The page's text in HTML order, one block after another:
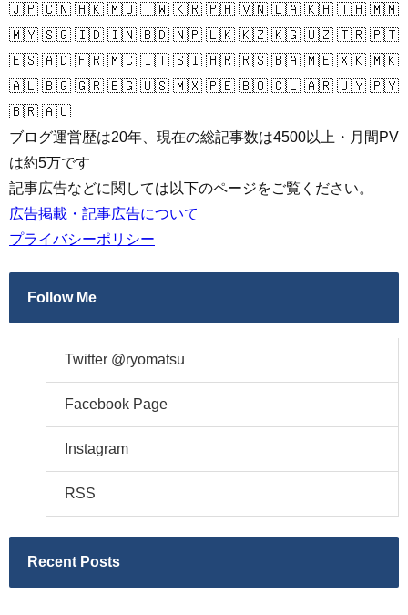
🇯🇵 🇨🇳 🇭🇰 🇲🇴 🇹🇼 🇰🇷 🇵🇭 🇻🇳 🇱🇦 🇰🇭 🇹🇭 🇲🇲
🇲🇾 🇸🇬 🇮🇩 🇮🇳 🇧🇩 🇳🇵 🇱🇰 🇰🇿 🇰🇬 🇺🇿 🇹🇷 🇵🇹
🇪🇸 🇦🇩 🇫🇷 🇲🇨 🇮🇹 🇸🇮 🇭🇷 🇷🇸 🇧🇦 🇲🇪 🇽🇰 🇲🇰
🇦🇱 🇧🇬 🇬🇷 🇪🇬 🇺🇸 🇲🇽 🇵🇪 🇧🇴 🇨🇱 🇦🇷 🇺🇾 🇵🇾
🇧🇷 🇦🇺
ブログ運営歴は20年、現在の総記事数は4500以上・月間PV
は約5万です
記事広告などに関しては以下のページをご覧ください。
広告掲載・記事広告について
プライバシーポリシー
Follow Me
Twitter @ryomatsu
Facebook Page
Instagram
RSS
Recent Posts